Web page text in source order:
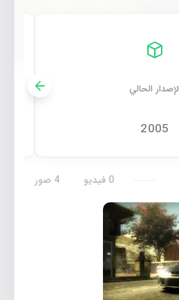
الإصدار الحالي
2005
0 فيديو 4 صور